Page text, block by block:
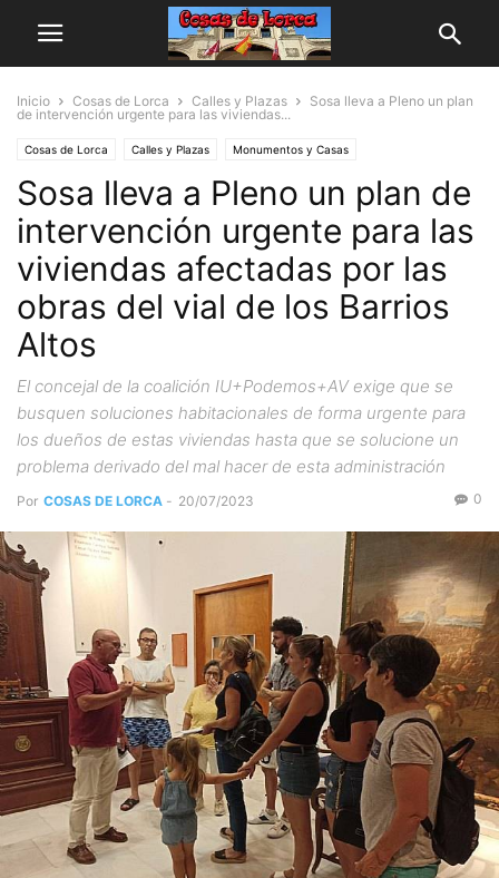
Inicio Cosas de Lorca Calles y Plazas
Sosa lleva a Pleno un plan
de intervención urgente para las viviendas...
Cosas de Lorca Calles y Plazas Monumentos y Casas
Sosa lleva a Pleno un plan de
intervención urgente para las
viviendas afectadas por las
obras del vial de los Barrios
Altos
El concejal de la coalición IU+Podemos+AV exige que se
busquen soluciones habitacionales de forma urgente para
los dueños de estas viviendas hasta que se solucione un
problema derivado del mal hacer de esta administración
Por COSAS DE LORCA - 20/07/2023 0